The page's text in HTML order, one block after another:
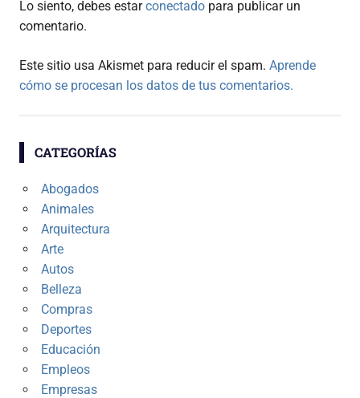
Lo siento, debes estarconectado para publicar un
comentario.
Este sitio usa Akismet para reducir el spam. Aprende
cómo se procesan los datos de tus comentarios.
CATEGORÍAS
Abogados
Animales
Arquitectura
Arte
Autos
Belleza
Compras
Deportes
Educación
Empleos
Empresas